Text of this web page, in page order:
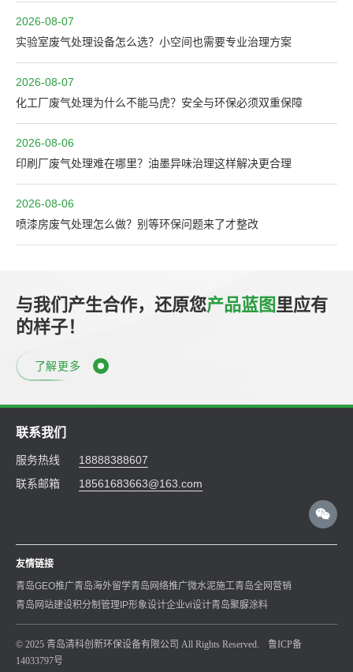
2026-08-07
实验室废气处理设备怎么选？小空间也需要专业治理方案
2026-08-07
化工厂废气处理为什么不能马虎？安全与环保必须双重保障
2026-08-06
印刷厂废气处理难在哪里？油墨异味治理这样解决更合理
2026-08-06
喷漆房废气处理怎么做？别等环保问题来了才整改
与我们产生合作，还原您产品蓝图里应有
的样子！
了解更多
联系我们
服务热线
18888388607
联系邮箱
18561683663@163.com
友情链接
青岛GEO推广青岛海外留学青岛网络推广微水泥施工青岛全网营销
青岛网站建设积分制管理 IP形象设计企业vi设计青岛聚脲涂料
© 2025 青岛清科创新环保设备有限公司 All Rights Reserved.
鲁ICP备
14033797号